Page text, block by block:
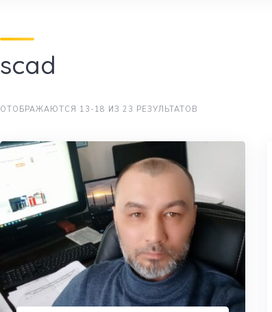
scad
ОТОБРАЖАЮТСЯ 13-18 ИЗ 23 РЕЗУЛЬТАТОВ